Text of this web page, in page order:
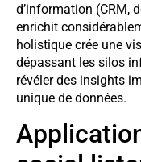
d’information (CRM,
enrichit
holistique crée une
dépassant les silos
révéler des insights
unique de données.